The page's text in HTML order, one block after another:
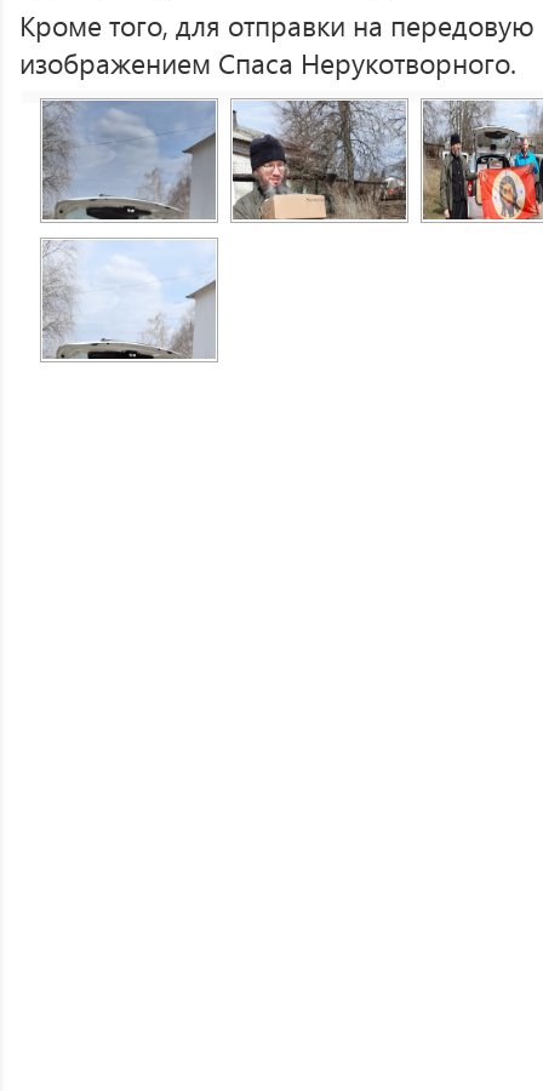
Кроме того, для отправки на
изображением Спаса Нерукотворного.